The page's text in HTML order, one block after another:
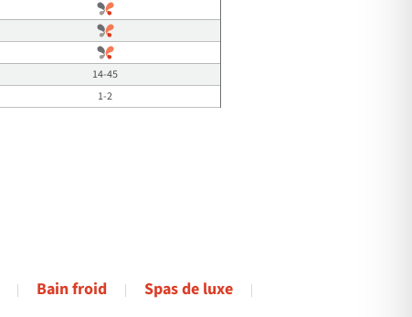
14-45
1-2
Bain froid Spas de luxe